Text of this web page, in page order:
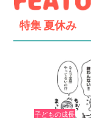
特集 夏休み
子どもの成長